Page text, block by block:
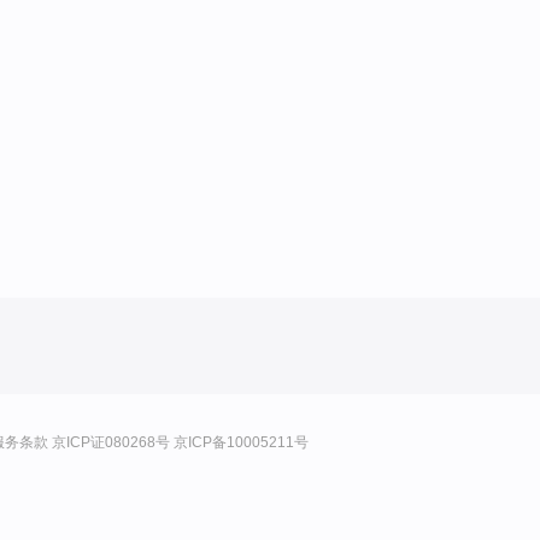
务条款 京ICP证080268号 京ICP备10005211号